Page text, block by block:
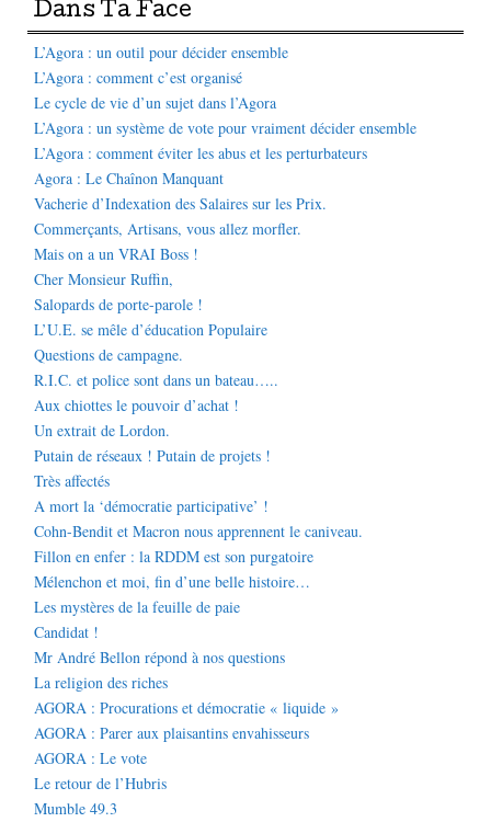
Dans Ta Face
L’Agora : un outil pour décider ensemble
L’Agora : comment c’est organisé
Le cycle de vie d’un sujet dans l’Agora
L’Agora : un système de vote pour vraiment décider ensemble
L’Agora : comment éviter les abus et les perturbateurs
Agora : Le Chaînon Manquant
Vacherie d’Indexation des Salaires sur les Prix.
Commerçants, Artisans, vous allez morfler.
Mais on a un VRAI Boss !
Cher Monsieur Ruffin,
Salopards de porte-parole !
L’U.E. se mêle d’éducation Populaire
Questions de campagne.
R.I.C. et police sont dans un bateau…..
Aux chiottes le pouvoir d’achat !
Un extrait de Lordon.
Putain de réseaux ! Putain de projets !
Très affectés
A mort la ‘démocratie participative’ !
Cohn-Bendit et Macron nous apprennent le caniveau.
Fillon en enfer : la RDDM est son purgatoire
Mélenchon et moi, fin d’une belle histoire…
Les mystères de la feuille de paie
Candidat !
Mr André Bellon répond à nos questions
La religion des riches
AGORA : Procurations et démocratie « liquide »
AGORA : Parer aux plaisantins envahisseurs
AGORA : Le vote
Le retour de l’Hubris
Mumble 49.3